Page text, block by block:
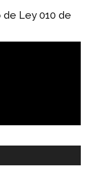
Ley 010 de
01:04
Corporación